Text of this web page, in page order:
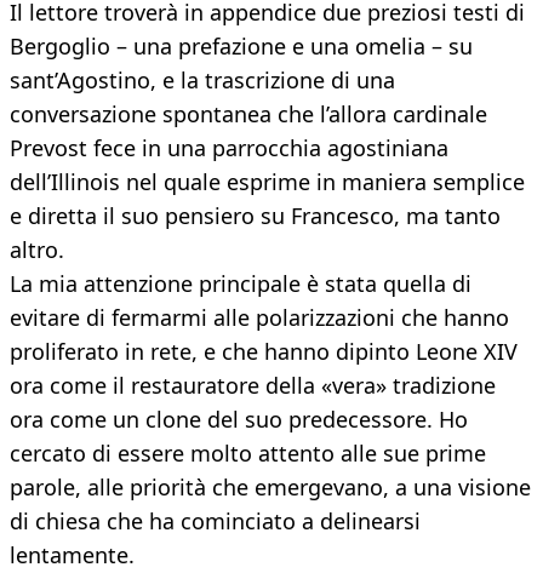
Il lettore troverà in appendice due preziosi testi di
Bergoglio – una prefazione e una omelia – su
sant’Agostino, e la trascrizione di una
conversazione spontanea che l’allora cardinale
Prevost fece in una parrocchia agostiniana
dell’Illinois nel quale esprime in maniera semplice
e diretta il suo pensiero su Francesco, ma tanto
altro.
La mia attenzione principale è stata quella di
evitare di fermarmi alle polarizzazioni che hanno
proliferato in rete, e che hanno dipinto Leone XIV
ora come il restauratore della «vera» tradizione
ora come un clone del suo predecessore. Ho
cercato di essere molto attento alle sue prime
parole, alle priorità che emergevano, a una visione
di chiesa che ha cominciato a delinearsi
lentamente.